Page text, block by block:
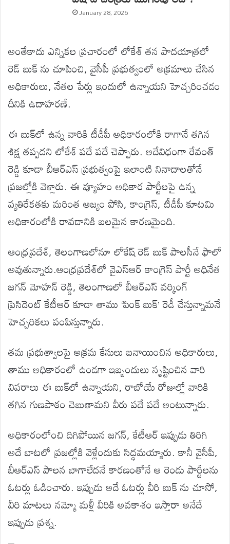
January 28, 2026
అంతేకాదు ఎన్నికల ప్రచారంలో లోకేశ్ తన పాదయాత్రలో
రెడ్ బుక్ ను చూపించి, వైసీపీ ప్రభుత్వంలో అక్రమాలు చేసిన
అధికారులు, నేతల పేర్లు ఇందులో ఉన్నాయని హెచ్చరించడం
దీనికి ఉదాహరణే.
ఈ బుక్‌లో ఉన్న వారికి టీడీపీ అధికారంలోకి రాగానే తగిన
శిక్ష తప్పదని లోకేశ్ పదే పదే చెప్పారు. అదేవిధంగా రేవంత్
రెడ్డి కూడా బీఆర్‌ఎస్ ప్రభుత్వంపై ఇలాంటి నినాదాలతోనే
ప్రజల్లోకి వెళ్లారు. ఈ వ్యూహం అధికార పార్టీలపై ఉన్న
వ్యతిరేకతకు మరింత ఆజ్యం పోసి, కాంగ్రెస్, టీడీపీ కూటమి
అధికారంలోకి రావడానికి బలమైన కారణమైంది.
ఆంధ్రప్రదేశ్, తెలంగాణలోనూ లోకేష్‌ రెడ్ బుక్ పాలసీనే ఫాలో
అవుతున్నారు.ఆంధ్రప్రదేశ్‌లో వైఎస్‌ఆర్‌ కాంగ్రెస్ పార్టీ అధినేత
జగన్ మోహన్ రెడ్డి, తెలంగాణలో బీఆర్‌ఎస్ వర్కింగ్
ప్రెసిడెంట్ కేటీఆర్ కూడా తాము ‘పింక్ బుక్’ రెడీ చేస్తున్నామనే
హెచ్చరికలు పంపిస్తున్నారు.
తమ ప్రభుత్వాలపై అక్రమ కేసులు బనాయించిన అధికారులు,
తాము అధికారంలో ఉండగా ఇబ్బందులు సృష్టించిన వారి
వివరాలు ఈ బుక్‌లో ఉన్నాయని, రాబోయే రోజుల్లో వారికి
తగిన గుణపాఠం చెబుతామని వీరు పదే పదే అంటున్నారు.
అధికారంలోంచి దిగిపోయిన జగన్, కేటీఆర్ ఇప్పుడు తిరిగి
అదే బాటలో ప్రజల్లోకి వెళ్లేందుకు సిద్ధమయ్యారు. కానీ వైసీపీ,
బీఆర్ఎస్ పాలన బాగాలేదనే కారణంతోనే ఆ రెండు పార్టీలను
ఓటర్లు ఓడించారు. ఇప్పుడు అదే ఓటర్లు వీరి బుక్ ‌ను చూసో,
వీరి మాటలు నమ్మో మళ్లీ వీరికి అవకాశం ఇస్తారా అనేదే
ఇప్పుడు ప్రశ్న.